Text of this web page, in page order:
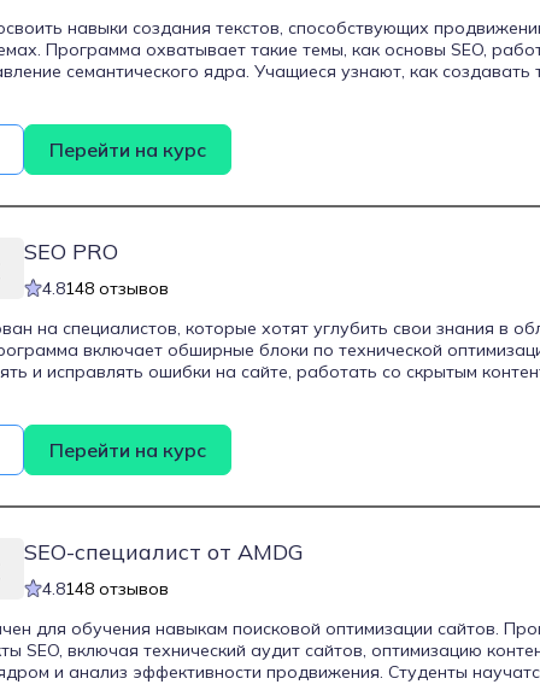
навыки создания текстов, способствующих
Программа охватывает такие темы, как основы SEO,
семантического ядра. Учащиеся узнают, как создавать
с заказчиками, что делает его особенно
и владельцев бизнеса.
Перейти на курс
SEO PRO
4.8148 отзывов
на специалистов, которые хотят углубить свои знания в
включает обширные блоки по технической
и исправлять ошибки на сайте, работать со скрытым
также охватывает темы внешнего ссылочного
ссылочного окружения и планирование наращивания
уделяется аналитике, с которой студенты смогут оценивать
дашборды для прогнозирования развития проекта.
с копирайтерами, верстальщиками и
SEO-специалистов и профессионалов смежных
эффективность продвижения своих проектов.
Перейти на курс
SEO-специалист от AMDG
4.8148 отзывов
для обучения навыкам поисковой оптимизации сайтов.
SEO, включая технический аудит сайтов, оптимизацию
и анализ эффективности продвижения. Студенты